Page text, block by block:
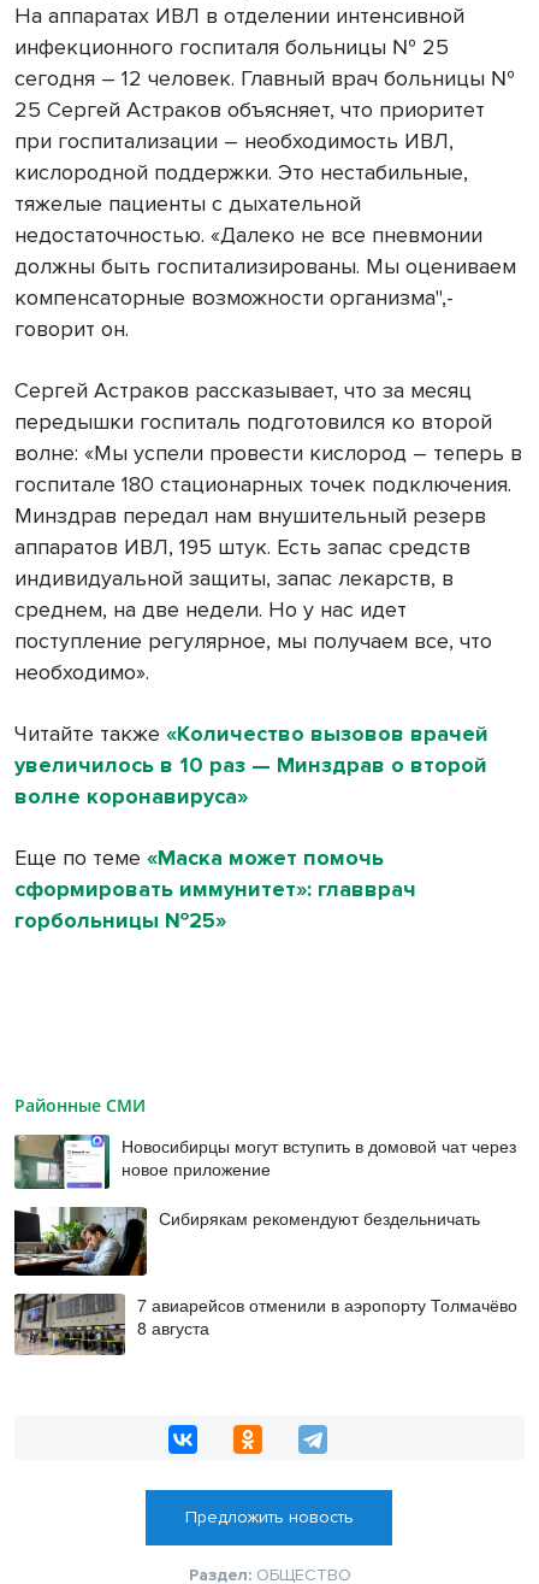
На аппаратах ИВЛ в отделении интенсивной
инфекционного госпиталя больницы № 25
сегодня – 12 человек. Главный врач больницы №
25 Сергей Астраков объясняет, что приоритет
при госпитализации – необходимость ИВЛ,
кислородной поддержки. Это нестабильные,
тяжелые пациенты с дыхательной
недостаточностью. «Далеко не все пневмонии
должны быть госпитализированы. Мы оцениваем
компенсаторные возможности организма",-
говорит он.
Сергей Астраков рассказывает, что за месяц
передышки госпиталь подготовился ко второй
волне: «Мы успели провести кислород – теперь в
госпитале 180 стационарных точек подключения.
Минздрав передал нам внушительный резерв
аппаратов ИВЛ, 195 штук. Есть запас средств
индивидуальной защиты, запас лекарств, в
среднем, на две недели. Но у нас идет
поступление регулярное, мы получаем все, что
необходимо».
Читайте также «Количество вызовов врачей
увеличилось в 10 раз — Минздрав о второй
волне коронавируса»
Еще по теме «Маска может помочь
сформировать иммунитет»: главврач
горбольницы №25»
Районные СМИ
Новосибирцы могут вступить в домовой чат через
новое приложение
Сибирякам рекомендуют бездельничать
7 авиарейсов отменили в аэропорту Толмачёво
8 августа
Предложить новость
Раздел: ОБЩЕСТВО